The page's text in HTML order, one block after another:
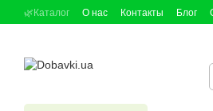
Перейти к основному контенту
🌿Каталог О нас Контакты Блог